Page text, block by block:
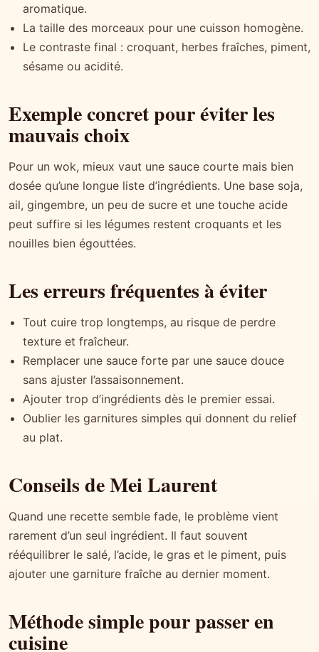
aromatique.
La taille des morceaux pour une cuisson homogène.
Le contraste final : croquant, herbes fraîches, piment,
sésame ou acidité.
Exemple concret pour éviter les
mauvais choix
Pour un wok, mieux vaut une sauce courte mais bien
dosée qu’une longue liste d’ingrédients. Une base soja,
ail, gingembre, un peu de sucre et une touche acide
peut suffire si les légumes restent croquants et les
nouilles bien égouttées.
Les erreurs fréquentes à éviter
Tout cuire trop longtemps, au risque de perdre
texture et fraîcheur.
Remplacer une sauce forte par une sauce douce
sans ajuster l’assaisonnement.
Ajouter trop d’ingrédients dès le premier essai.
Oublier les garnitures simples qui donnent du relief
au plat.
Conseils de Mei Laurent
Quand une recette semble fade, le problème vient
rarement d’un seul ingrédient. Il faut souvent
rééquilibrer le salé, l’acide, le gras et le piment, puis
ajouter une garniture fraîche au dernier moment.
Méthode simple pour passer en
cuisine